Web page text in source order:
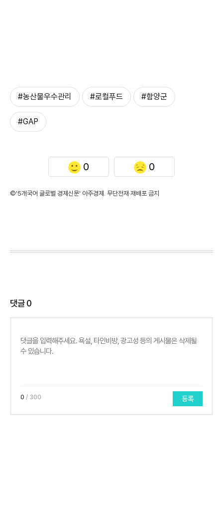
#농산물우수관리 #로컬푸드 #함양군
#GAP
0 0
©'5개국어 글로벌 경제신문' 아주경제. 무단전재·재배포 금지
댓글0
0 / 300 등록